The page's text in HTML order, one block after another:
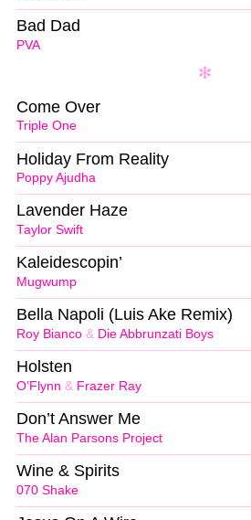
PVA
Bad Dad
Triple One
Come Over
Poppy Ajudha
Holiday From Reality
Taylor Swift
Lavender Haze
Mugwump
Kaleidescopin’
Roy Bianco & Die Abbrunzati Boys
Bella Napoli (Luis Ake Remix)
O’Flynn & Frazer Ray
Holsten
The Alan Parsons Project
Don’t Answer Me
070 Shake
Wine & Spirits